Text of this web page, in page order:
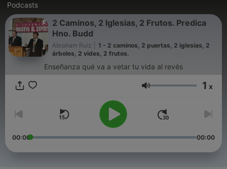
Podcasts
2 Caminos, 2 Iglesias, 2 Frutos. Predica
Hno. Budd
Abraham Ruiz
1 - 2 caminos, 2 puertas, 2 iglesias, 2
árboles, 2 vides, 2 frutos.
Enseñanza qué va a vetar tu vida al revés
Volumen 1 x
00:00 00:00